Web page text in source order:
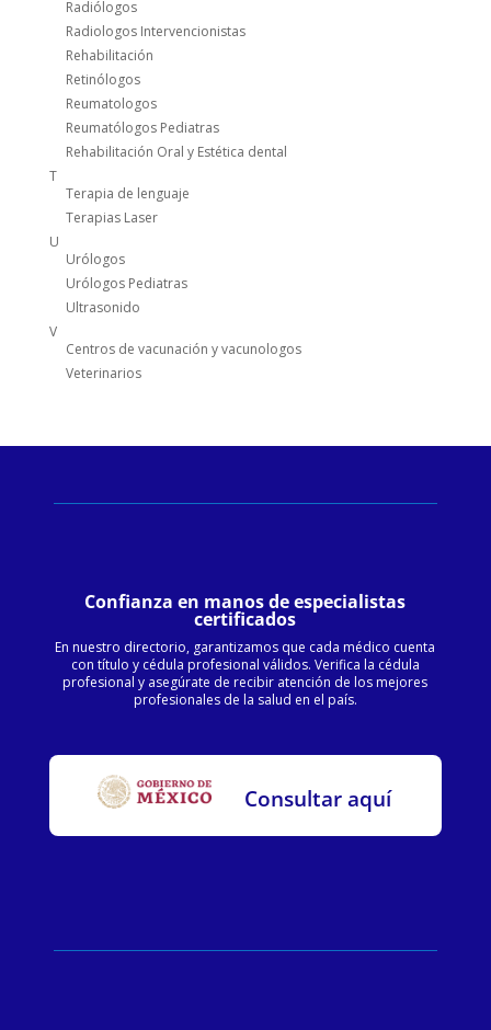
Radiólogos
Radiologos Intervencionistas
Rehabilitación
Retinólogos
Reumatologos
Reumatólogos Pediatras
Rehabilitación Oral y Estética dental
T
Terapia de lenguaje
Terapias Laser
U
Urólogos
Urólogos Pediatras
Ultrasonido
V
Centros de vacunación y vacunologos
Veterinarios
Confianza en manos de especialistas
certificados
En nuestro directorio, garantizamos que cada médico cuenta
con título y cédula profesional válidos. Verifica la cédula
profesional y asegúrate de recibir atención de los mejores
profesionales de la salud en el país.
Consultar aquí